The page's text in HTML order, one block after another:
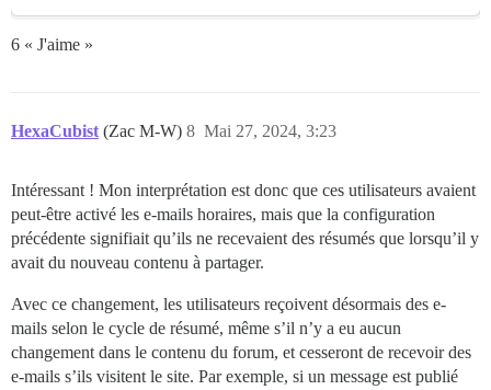
6 « J'aime »
HexaCubist (Zac M-W) Mai 27, 2024, 3:23
8
Intéressant ! Mon interprétation est donc que ces utilisateurs avaient
peut-être activé les e-mails horaires, mais que la configuration
précédente signifiait qu’ils ne recevaient des résumés que lorsqu’il y
avait du nouveau contenu à partager.
Avec ce changement, les utilisateurs reçoivent désormais des e-
mails selon le cycle de résumé, même s’il n’y a eu aucun
changement dans le contenu du forum, et cesseront de recevoir des
e-mails s’ils visitent le site. Par exemple, si un message est publié